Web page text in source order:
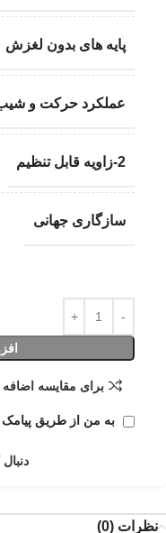
پایه های بدون لغزش
عملکرد حرکت و
2-زاویه قابل تنظیم
سازگاری جهانی
برای مقایسه اضافه
به من از طریق پیامک
نظرات (0)